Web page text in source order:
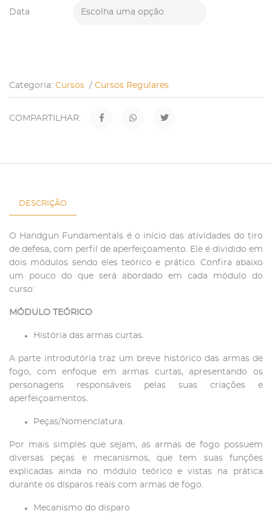
Data Escolha uma opção
Categoria: Cursos / Cursos Regulares
COMPARTILHAR:
DESCRIÇÃO
O Handgun Fundamentals é o início das atividades do tiro
de defesa, com perfil de aperfeiçoamento. Ele é dividido em
dois módulos sendo eles teórico e prático. Confira abaixo
um pouco do que será abordado em cada módulo do
curso:
MÓDULO TEÓRICO
História das armas curtas.
A parte introdutória traz um breve histórico das armas de
fogo, com enfoque em armas curtas, apresentando os
personagens responsáveis pelas suas criações e
aperfeiçoamentos.
Peças/Nomenclatura.
Por mais simples que sejam, as armas de fogo possuem
diversas peças e mecanismos, que tem suas funções
explicadas ainda no módulo teórico e vistas na prática
durante os disparos reais com armas de fogo.
Mecanismo do disparo